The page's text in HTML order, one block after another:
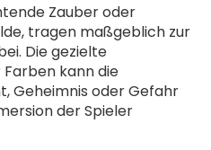
Zauber oder
tragen maßgeblich zur
Die gezielte
kann die
Geheimnis oder Gefahr
der Spieler